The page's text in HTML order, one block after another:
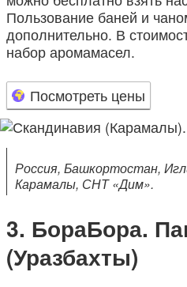
Пользование баней и
дополнительно. В
набор аромамасел.
Посмотреть цены
Россия, Башкортостан,
Карамалы, СНТ «Дим».
БораБора.
(Уразбахты)